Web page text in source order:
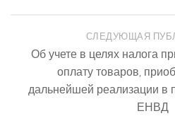
СЛЕДУЮЩАЯ
Об учете в целях налога
оплату товаров,
дальнейшей реализации в
ЕНВД